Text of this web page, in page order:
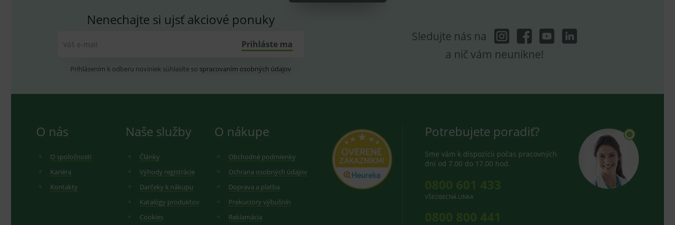
Nenechajte si ujsť akciové ponuky
Váš e-mail Prihláste ma
Prihlásením k odberu noviniek súhlasíte so spracovaním osobných údajov
Sledujte nás na
a nič vám neunikne!
O nás
O spoločnosti
Kariéra
Kontakty
Naše služby
Články
Výhody registrácie
Darčeky k nákupu
Katalógy produktov
Cookies
O nákupe
Obchodné podmienky
Ochrana osobných údajov
Doprava a platba
Prekurzory výbušnín
Reklamácia
Potrebujete poradiť?
Sme vám k dispozícii počas pracovných
dní od 7.00 do 17.00 hod.
VŠEOBECNÁ LINKA